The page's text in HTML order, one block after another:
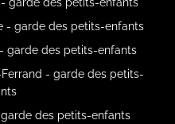
- garde des petits-enfants
garde des petits-enfants
- garde des petits-
des petits-enfants